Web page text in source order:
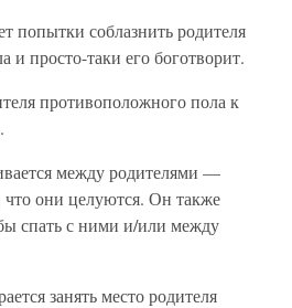
попытки соблазнить родителя
и просто-таки его боготворит.
противоположного пола к
между родителями —
что они целуются. Он также
спать с ними и/или между
занять место родителя